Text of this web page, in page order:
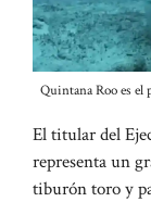
Quintana Roo es el
El titular del
representa un
tiburón toro y